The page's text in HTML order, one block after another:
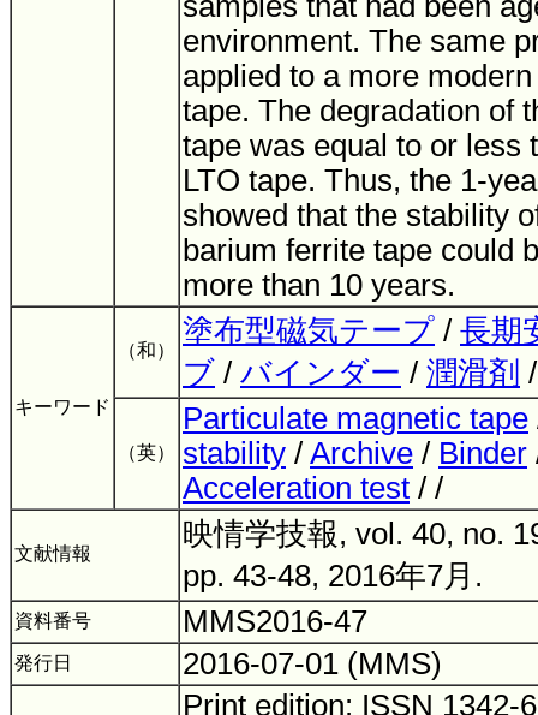
environment. The same
applied to a more
tape. The degradation of
tape was equal to or less
LTO tape. Thus, the 1-
showed that the stability
barium ferrite tape could
more than 10 years.
キーワード
（和）
塗布型磁気テープ / 長期
ブ / バインダー / 潤滑剤
（英）
Particulate magnetic tape
stability / Archive / Binder
Acceleration test / /
文献情報
映情学技報, vol. 40, no.
pp. 43-48, 2016年7月.
資料番号 MMS2016-47
発行日 2016-07-01 (MMS)
Print edition: ISSN